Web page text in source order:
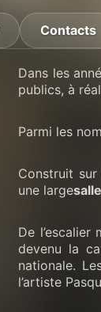
Contacts
Dans les
publics, à
Parmi les
Construit
une large
De l’escalier
devenu la
nationale.
l’artiste